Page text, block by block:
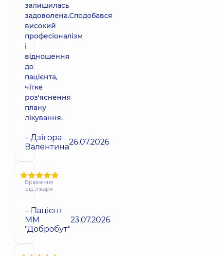
залишилась
задоволена.Сподобався
високий
професіоналізм
і
відношення
до
пацієнта,
чітке
роз'яснення
плану
лікування.
– Дзігора
Валентина26.07.2026
Враження
від лікаря
– Пацієнт
ММ
"Добробут"
23.07.2026